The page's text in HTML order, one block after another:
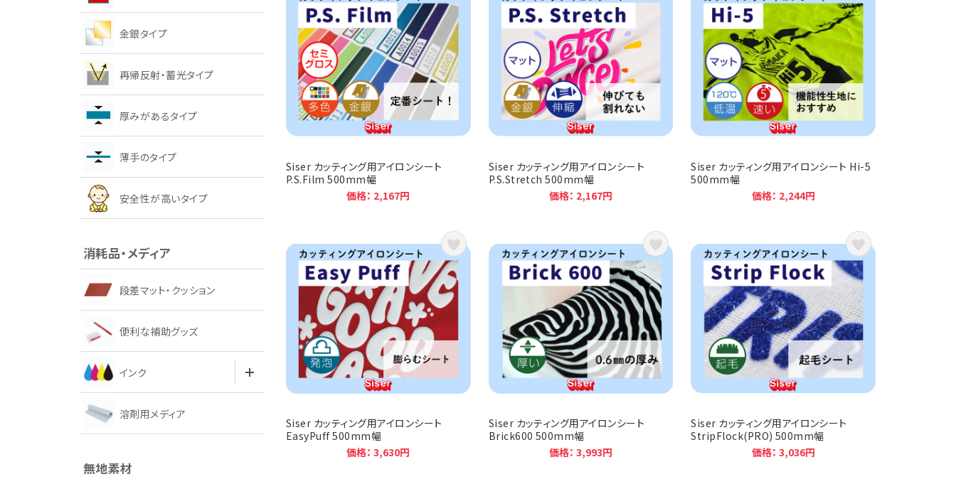
Siser カッティング用アイロンシート
P.S.Film 500mm幅
価格： 2,167円
Siser カッティング用アイロンシート
P.S.Stretch 500mm幅
価格： 2,167円
Siser カッティング用アイロンシート Hi-5
500mm幅
価格： 2,244円
Siser カッティング用アイロンシート
EasyPuff 500mm幅
価格： 3,630円
Siser カッティング用アイロンシート
Brick600 500mm幅
価格： 3,993円
Siser カッティング用アイロンシート
StripFlock(PRO) 500mm幅
価格： 3,036円
金銀タイプ
再帰反射・蓄光タイプ
厚みがあるタイプ
薄手のタイプ
安全性が高いタイプ
消耗品・メディア
段差マット・クッション
便利な補助グッズ
インク
溶剤用メディア
無地素材